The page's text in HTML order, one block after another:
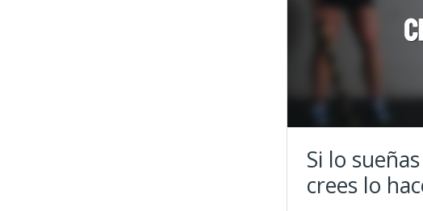
Si lo
crees lo